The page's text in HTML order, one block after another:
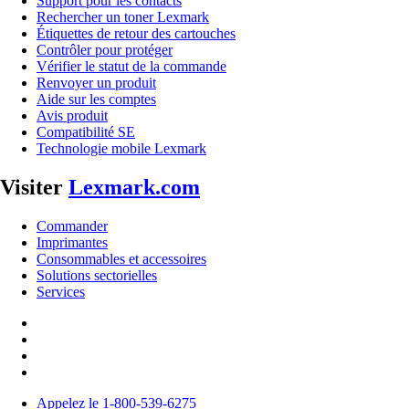
Rechercher un toner Lexmark
Étiquettes de retour des cartouches
Contrôler pour protéger
Vérifier le statut de la commande
Renvoyer un produit
Aide sur les comptes
Avis produit
Compatibilité SE
Technologie mobile Lexmark
Visiter Lexmark.com
Commander
Imprimantes
Consommables et accessoires
Solutions sectorielles
Services
Appelez le 1-800-539-6275